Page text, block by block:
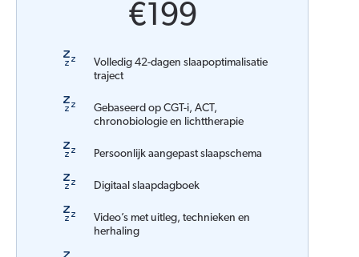
€199
Volledig 42-dagen slaapoptimalisatie
traject
Gebaseerd op CGT-i, ACT,
chronobiologie en lichttherapie
Persoonlijk aangepast slaapschema
Digitaal slaapdagboek
Video’s met uitleg, technieken en
herhaling